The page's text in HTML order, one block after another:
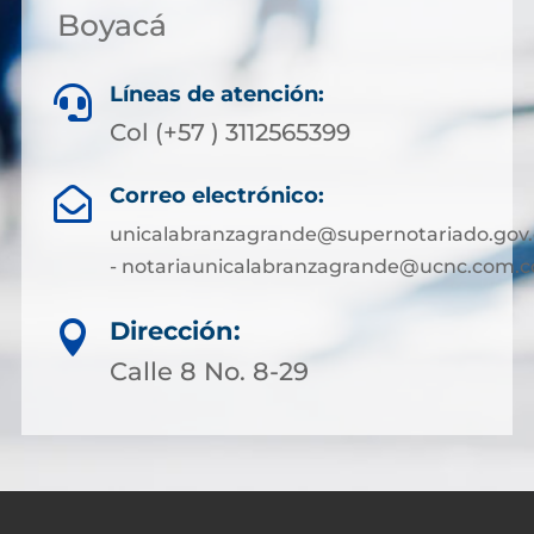
Boyacá
 Líneas de atención:
Col (+57 ) 3112565399
 Correo electrónico:
-

Dirección:
Calle 8 No. 8-29